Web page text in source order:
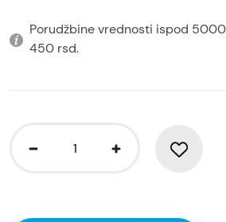
Porudžbine vrednosti ispod
450 rsd.